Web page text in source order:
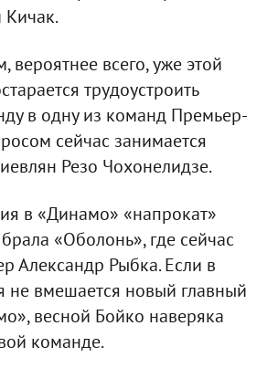
Кичак.
вероятнее всего, уже этой
трудоустроить
в одну из команд Премьер-
сейчас занимается
Резо Чохонелидзе.
в «Динамо» «напрокат»
«Оболонь», где сейчас
Александр Рыбка. Если в
не вмешается новый главный
весной Бойко наверяка
команде.